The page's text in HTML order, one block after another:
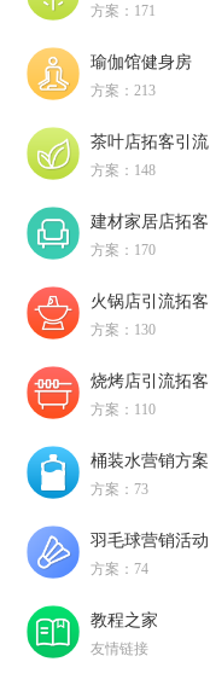
方案：171
瑜伽馆健身房
方案：213
茶叶店拓客引流
方案：148
建材家居店拓客
方案：170
火锅店引流拓客
方案：130
烧烤店引流拓客
方案：110
桶装水营销方案
方案：73
羽毛球营销活动
方案：74
教程之家
友情链接